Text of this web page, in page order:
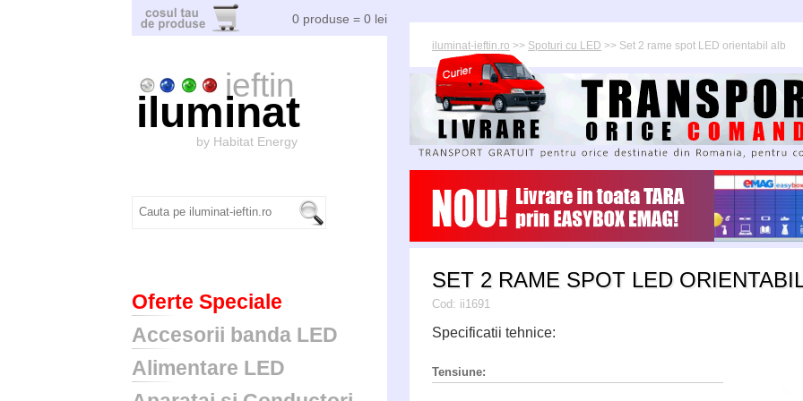
0 produse = 0 lei
ieftin
iluminat
by Habitat Energy
Oferte Speciale
Accesorii banda LED
Alimentare LED
iluminat-ieftin.ro >> Spoturi cu LED >> Set 2 rame spot LED orientabil alb
SET 2 RAME SPOT LED
Cod: ii1691
Specificatii tehnice:
Tensiune: